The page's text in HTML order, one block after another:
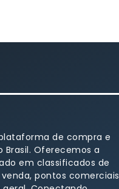
de compra e
Brasil. Oferecemos a
em classificados de
pontos comerciais